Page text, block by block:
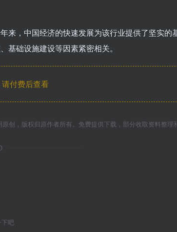
来，中国经济的快速发展为该行业提供了坚实的
基础设施建设等因素紧密相关。
付费后查看
创，版权归原作者所有。免费提供下载，部分收取资料整理
下吧